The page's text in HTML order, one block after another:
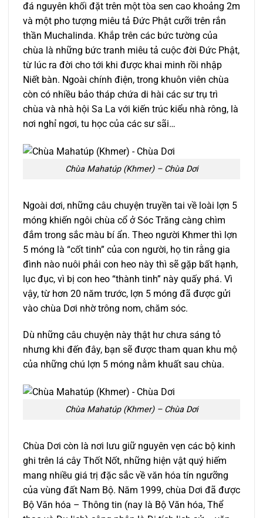
đá nguyên khối đặt trên một tòa sen cao khoảng 2m
và một pho tượng miêu tả Đức Phật cưỡi trên rắn
thần Muchalinda. Khắp trên các bức tường của
chùa là những bức tranh miêu tả cuộc đời Đức Phật,
từ lúc ra đời cho tới khi được khai minh rồi nhập
Niết bàn. Ngoài chính điện, trong khuôn viên chùa
còn có nhiều bảo tháp chứa di hài các sư trụ trì
chùa và nhà hội Sa La với kiến trúc kiểu nhà rông, là
nơi nghỉ ngơi, tu học của các sư sãi…
Chùa Mahatúp (Khmer) – Chùa Dơi
Ngoài dơi, những câu chuyện truyền tai về loài lợn 5
móng khiến ngôi chùa cổ ở Sóc Trăng càng chìm
đắm trong sắc màu bí ẩn. Theo người Khmer thì lợn
5 móng là “cốt tinh” của con người, họ tin rằng gia
đình nào nuôi phải con heo này thì sẽ gặp bất hạnh,
lục đục, vì bị con heo “thành tinh” này quấy phá. Vì
vậy, từ hơn 20 năm trước, lợn 5 móng đã được gửi
vào chùa Dơi nhờ trông nom, chăm sóc.
Dù những câu chuyện này thật hư chưa sáng tỏ
nhưng khi đến đây, bạn sẽ được tham quan khu mộ
của những chú lợn 5 móng nằm khuất sau chùa.
Chùa Mahatúp (Khmer) – Chùa Dơi
Chùa Dơi còn là nơi lưu giữ nguyên vẹn các bộ kinh
ghi trên lá cây Thốt Nốt, những hiện vật quý hiếm
mang nhiều giá trị đặc sắc về văn hóa tín ngưỡng
của vùng đất Nam Bộ. Năm 1999, chùa Dơi đã được
Bộ Văn hóa – Thông tin (nay là Bộ Văn hóa, Thể